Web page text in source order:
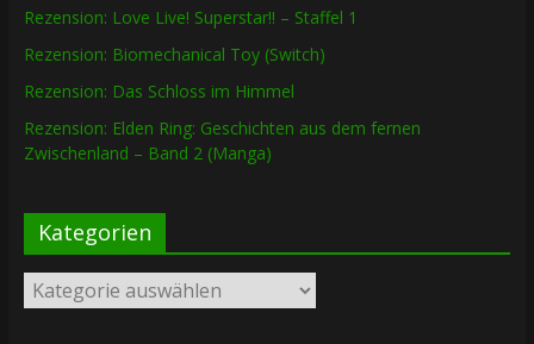
Rezension: Love Live! Superstar!! – Staffel 1
Rezension: Biomechanical Toy (Switch)
Rezension: Das Schloss im Himmel
Rezension: Elden Ring: Geschichten aus dem fernen
Zwischenland – Band 2 (Manga)
Kategorien
Kategorien